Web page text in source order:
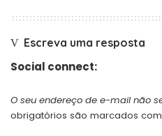
Escreva uma resposta
Social connect:
O seu endereço de e-mail não
obrigatórios são marcados com